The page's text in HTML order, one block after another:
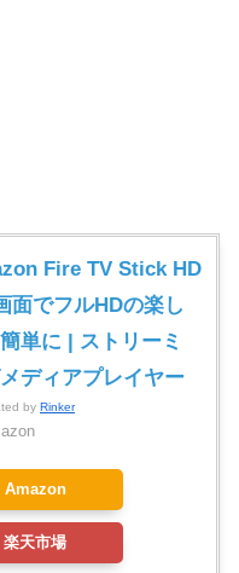
Fire TV Stick HD
面でフルHDの楽し
単に | ストリーミ
ディアプレイヤー
by Rinker
Amazon
楽天市場